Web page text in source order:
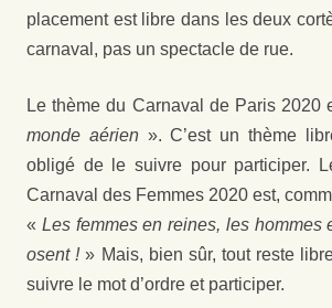
placement est libre dans les deux
carnaval, pas un spectacle de rue.
Le thème du Carnaval de Paris 2020
monde aérien». C’est un thème
obligé de le suivre pour participer.
Carnaval des Femmes 2020 est,
« Les femmes en reines, les hommes
osent !» Mais, bien sûr, tout reste
suivre le mot d’ordre et participer.